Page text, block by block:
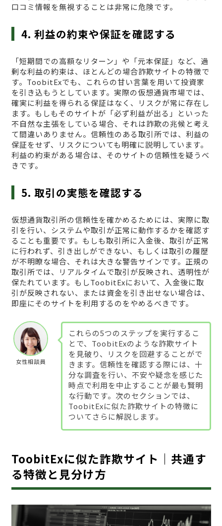
口コミ情報を無視することは非常に危険です。
4. 利益の約束や保証を確認する
「短期間での高額なリターン」や「元本保証」など、過
剰な利益の約束は、ほとんどの場合詐欺サイトの特徴で
す。ToobitExでも、これらの甘い言葉を用いて投資家
を引き込もうとしています。実際の仮想通貨市場では、
確実に利益を得られる保証はなく、リスクが常に存在し
ます。もしもそのサイトが「必ず利益が出る」といった
不自然な主張をしている場合、それは詐欺の兆候と考え
て間違いありません。信頼性のある取引所では、利益の
保証をせず、リスクについても明確に説明しています。
利益の約束がある場合は、そのサイトの信頼性を疑うべ
きです。
5. 取引の実態を確認する
仮想通貨取引所の信頼性を確かめるためには、実際に取
引を行い、システムや取引が正常に動作するかを確認す
ることも重要です。もしも取引所に入金後、取引が正常
に行われず、引き出しができない、もしくは取引の履歴
が不明瞭な場合、それは大きな警告サインです。正規の
取引所では、リアルタイムで取引が反映され、透明性が
保たれています。もしToobitExにおいて、入金後に取
引が反映されない、または資金を引き出せない場合は、
即座にそのサイトを利用するのをやめるべきです。
女性相談員
これらの5つのステップを実行するこ
とで、ToobitExのような詐欺サイト
を見破り、リスクを回避することがで
きます。信頼性を確認する際には、十
分な調査を行い、不安や疑念を感じた
時点で利用を中止することが最も賢明
な行動です。次のセクションでは、
ToobitExに似た詐欺サイトの特徴に
ついてさらに解説します。
ToobitExに似た詐欺サイト｜共通す
る特徴と見分け方